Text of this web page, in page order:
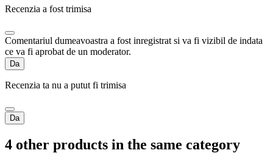
Recenzia a fost trimisa
Comentariul dumeavoastra a fost inregistrat si va fi vizibil de indata
ce va fi aprobat de un moderator.
Da
Recenzia ta nu a putut fi trimisa
Da
4 other products in the same category